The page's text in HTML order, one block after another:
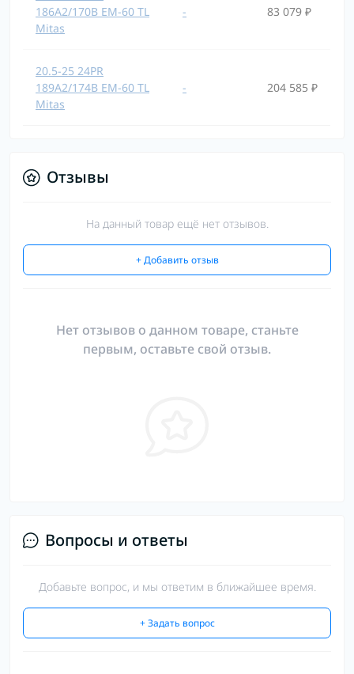
186A2/170B EM-60 TL
Mitas
- 83 079 ₽
20.5-25 24PR
189A2/174B EM-60 TL
Mitas
- 204 585 ₽
Отзывы
На данный товар ещё нет отзывов.
+ Добавить отзыв
Нет отзывов о данном товаре, станьте
первым, оставьте свой отзыв.
Вопросы и ответы
Добавьте вопрос, и мы ответим в ближайшее время.
+ Задать вопрос